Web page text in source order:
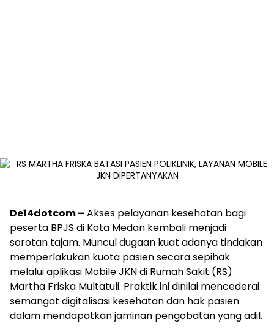
De14dotcom – Akses pelayanan kesehatan bagi
peserta BPJS di Kota Medan kembali menjadi
sorotan tajam. Muncul dugaan kuat adanya tindakan
memperlakukan kuota pasien secara sepihak
melalui aplikasi Mobile JKN di Rumah Sakit (RS)
Martha Friska Multatuli. Praktik ini dinilai mencederai
semangat digitalisasi kesehatan dan hak pasien
dalam mendapatkan jaminan pengobatan yang adil.